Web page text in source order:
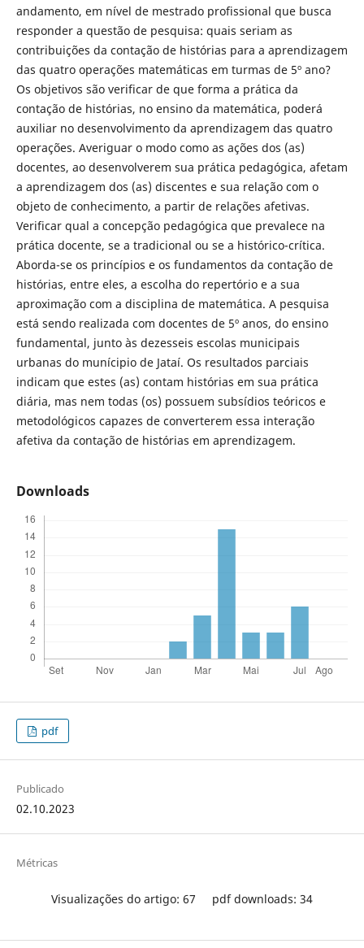
andamento, em nível de mestrado profissional que busca
responder a questão de pesquisa: quais seriam as
contribuições da contação de histórias para a aprendizagem
das quatro operações matemáticas em turmas de 5º ano?
Os objetivos são verificar de que forma a prática da
contação de histórias, no ensino da matemática, poderá
auxiliar no desenvolvimento da aprendizagem das quatro
operações. Averiguar o modo como as ações dos (as)
docentes, ao desenvolverem sua prática pedagógica, afetam
a aprendizagem dos (as) discentes e sua relação com o
objeto de conhecimento, a partir de relações afetivas.
Verificar qual a concepção pedagógica que prevalece na
prática docente, se a tradicional ou se a histórico-crítica.
Aborda-se os princípios e os fundamentos da contação de
histórias, entre eles, a escolha do repertório e a sua
aproximação com a disciplina de matemática. A pesquisa
está sendo realizada com docentes de 5º anos, do ensino
fundamental, junto às dezesseis escolas municipais
urbanas do munícipio de Jataí. Os resultados parciais
indicam que estes (as) contam histórias em sua prática
diária, mas nem todas (os) possuem subsídios teóricos e
metodológicos capazes de converterem essa interação
afetiva da contação de histórias em aprendizagem.
Downloads
pdf
Publicado
02.10.2023
Métricas
Visualizações do artigo: 67 pdf downloads: 34